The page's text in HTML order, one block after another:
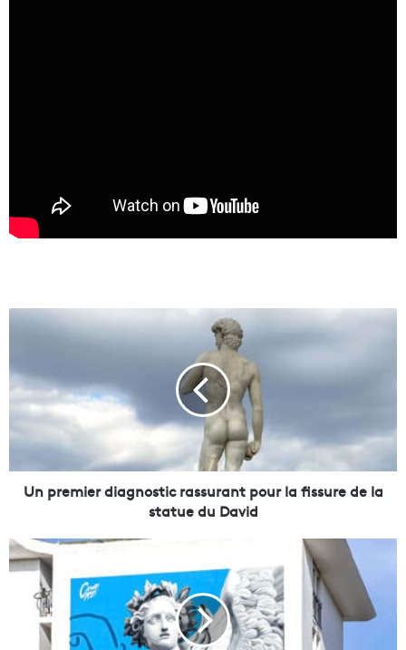
U
r
e
m
r
g
n
Un premier diagnostic rassurant pour la fissure de la
statue du David
C
ô